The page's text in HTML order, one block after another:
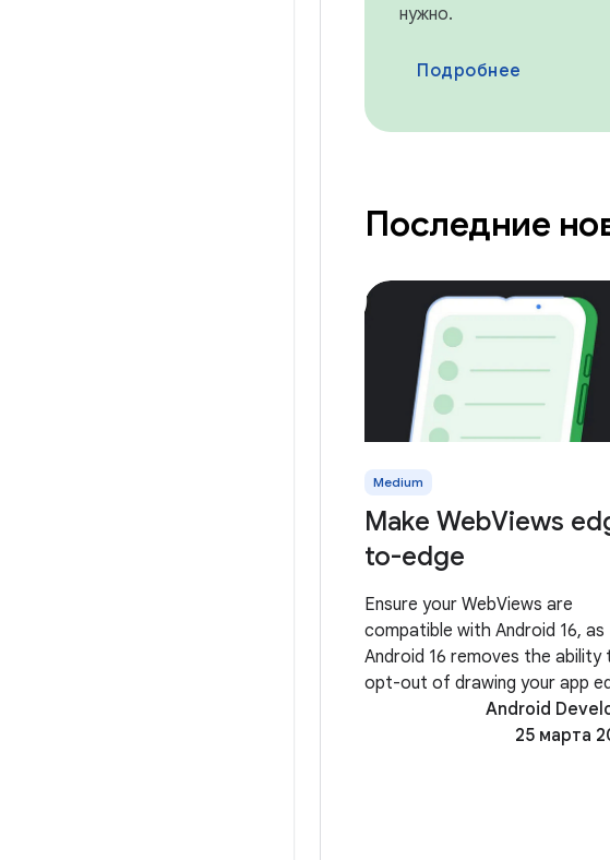
нужно.
Подробнее
Последние
Medium
Make WebViews
to-edge
Ensure your WebViews are
compatible with Android 16, as
Android 16 removes the ability
opt-out of drawing your app
to-edge. The way you handle
for WebViews depends on
Android
25 марта